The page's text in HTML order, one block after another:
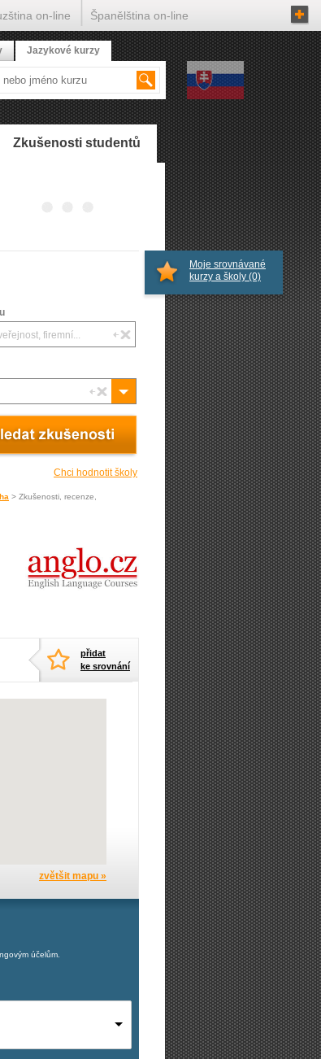
Zkušenosti studentů
Chci hodnotit školy
> Zkušenosti, recenze,
přidat
ke srovnání
zvětšit mapu »
účelům.
Moje srovnávané
kurzy a školy (0)
Jazykové kurzy
on-line Španělština on-line